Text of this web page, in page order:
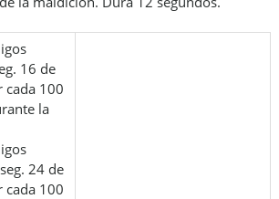
16 de
cada 100
la
24 de
cada 100